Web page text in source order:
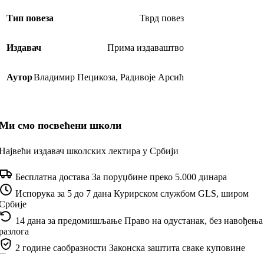
Тип повеза Тврд повез
Издавач Прима издаваштво
АуторВладимир Пецикоза, Радивоје Арсић
смо посвећени школи
издавач школских лектира у Србији
Бесплатна достава За поруџбине преко 5.000 динара
Испорука за 5 до 7 дана Курирском службом GLS, широм
14 дана за предомишљање Право на одустанак, без навођења
2 године саобразности Законска заштита сваке куповине